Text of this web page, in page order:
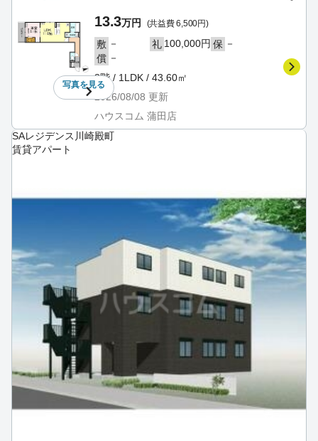
写真を見る
13.3万円 (共益費 6,500円)
敷 － 礼 100,000円 保 －
償 －
3階 / 1LDK / 43.60㎡
2026/08/08 更新
ハウスコム 蒲田店
SAレジデンス川崎殿町
賃貸アパート